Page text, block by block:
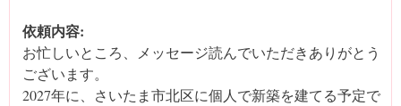
依頼内容:
お忙しいところ、メッセージ読んでいただきありがとう
ございます。
2027年に、さいたま市北区に個人で新築を建てる予定で